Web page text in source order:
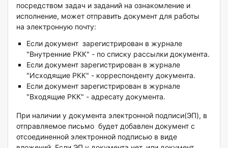
посредством задач и заданий на ознакомление и
исполнение, может отправить документ для работы
на электронную почту:
Если документ зарегистрирован в журнале
"Внутренние РКК" - по списку рассылки документа.
Если документ зарегистрирован в журнале
"Исходящие РКК" - корреспонденту документа.
Если документ зарегистрирован в журнале
"Входящие РКК" - адресату документа.
При наличии у документа электронной подписи(ЭП), в
отправляемое письмо будет добавлен документ с
отсоединенной электронной подписью в виде